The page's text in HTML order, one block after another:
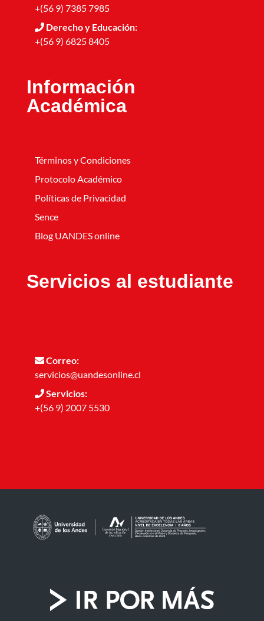
+(56 9) 7385 7985
Derecho y Educación:
+(56 9) 6825 8405
Información
Académica
Términos y Condiciones
Protocolo Académico
Políticas de Privacidad
Sence
Blog UANDES online
Servicios al estudiante
Correo:
servicios@uandesonline.cl
Servicios:
+(56 9) 2007 5530